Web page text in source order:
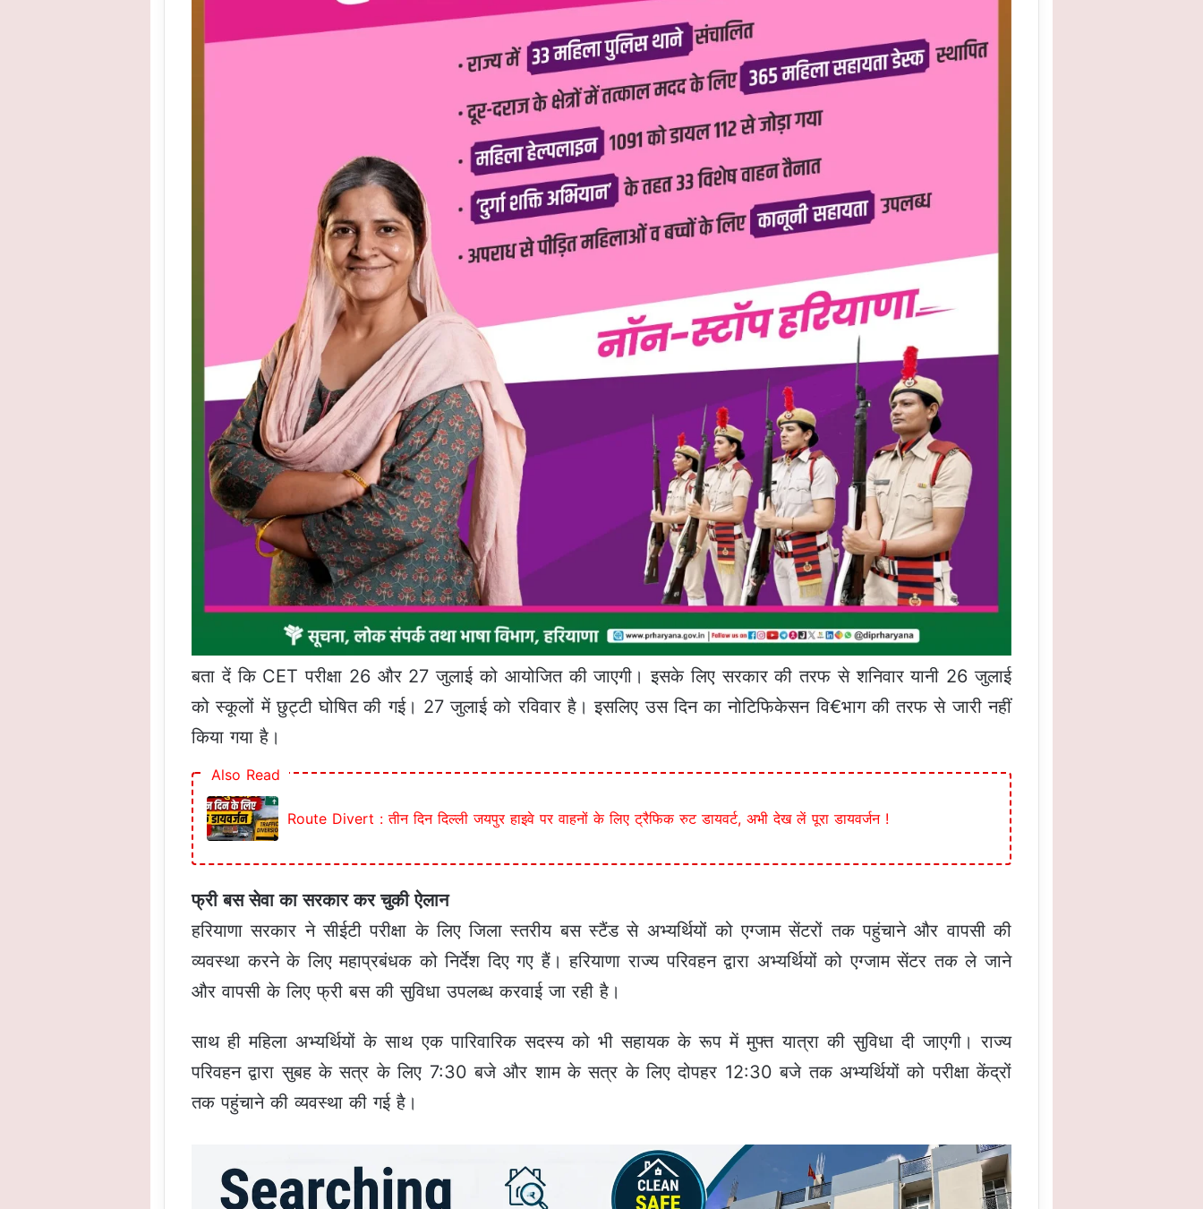
बता दें कि CET परीक्षा 26 और 27 जुलाई को आयोजित की जाएगी। इसके लिए सरकार की तरफ से शनिवार यानी 26 जुलाई
को स्कूलों में छुट्टी घोषित की गई। 27 जुलाई को रविवार है। इसलिए उस दिन का नोटिफिकेसन वि€भाग की तरफ से जारी नहीं
किया गया है।
Also Read
Route Divert : तीन दिन दिल्ली जयपुर हाइवे पर वाहनों के लिए ट्रैफिक रुट डायवर्ट, अभी देख लें पूरा डायवर्जन !
फ्री बस सेवा का सरकार कर चुकी ऐलान
हरियाणा सरकार ने सीईटी परीक्षा के लिए जिला स्तरीय बस स्टैंड से अभ्यर्थियों को एग्जाम सेंटरों तक पहुंचाने और वापसी की
व्यवस्था करने के लिए महाप्रबंधक को निर्देश दिए गए हैं। हरियाणा राज्य परिवहन द्वारा अभ्यर्थियों को एग्जाम सेंटर तक ले जाने
और वापसी के लिए फ्री बस की सुविधा उपलब्ध करवाई जा रही है।
साथ ही महिला अभ्यर्थियों के साथ एक पारिवारिक सदस्य को भी सहायक के रूप में मुफ्त यात्रा की सुविधा दी जाएगी। राज्य
परिवहन द्वारा सुबह के सत्र के लिए 7:30 बजे और शाम के सत्र के लिए दोपहर 12:30 बजे तक अभ्यर्थियों को परीक्षा केंद्रों
तक पहुंचाने की व्यवस्था की गई है।